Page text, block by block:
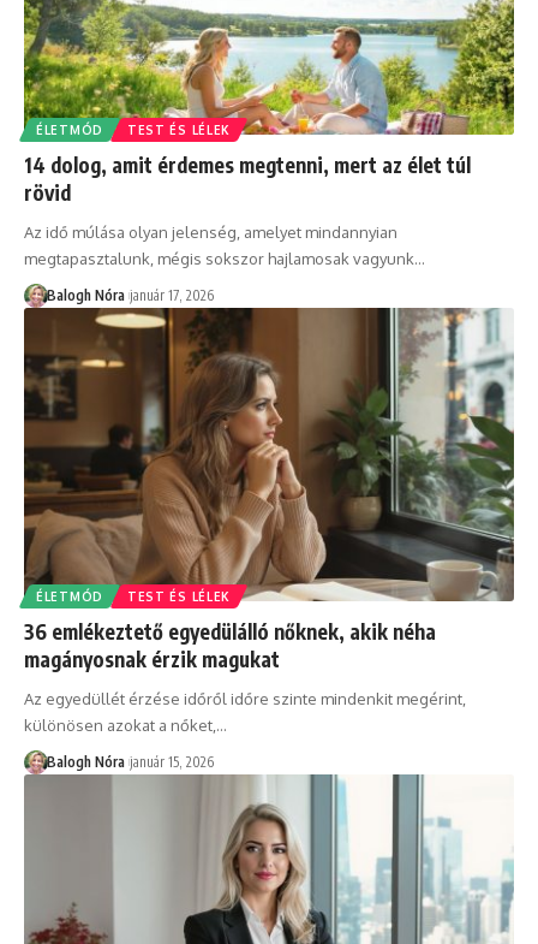
ÉLETMÓD TEST ÉS LÉLEK
14 dolog, amit érdemes megtenni, mert az élet túl
rövid
Az idő múlása olyan jelenség, amelyet mindannyian
megtapasztalunk, mégis sokszor hajlamosak vagyunk…
Balogh Nóra január 17, 2026
ÉLETMÓD TEST ÉS LÉLEK
36 emlékeztető egyedülálló nőknek, akik néha
magányosnak érzik magukat
Az egyedüllét érzése időről időre szinte mindenkit megérint,
különösen azokat a nőket,…
Balogh Nóra január 15, 2026